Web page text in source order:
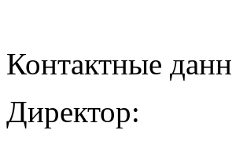
Контактные
Директор: